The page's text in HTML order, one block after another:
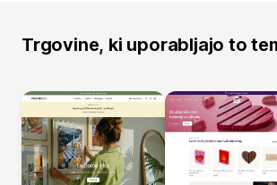
Trgovine, ki uporabljajo to